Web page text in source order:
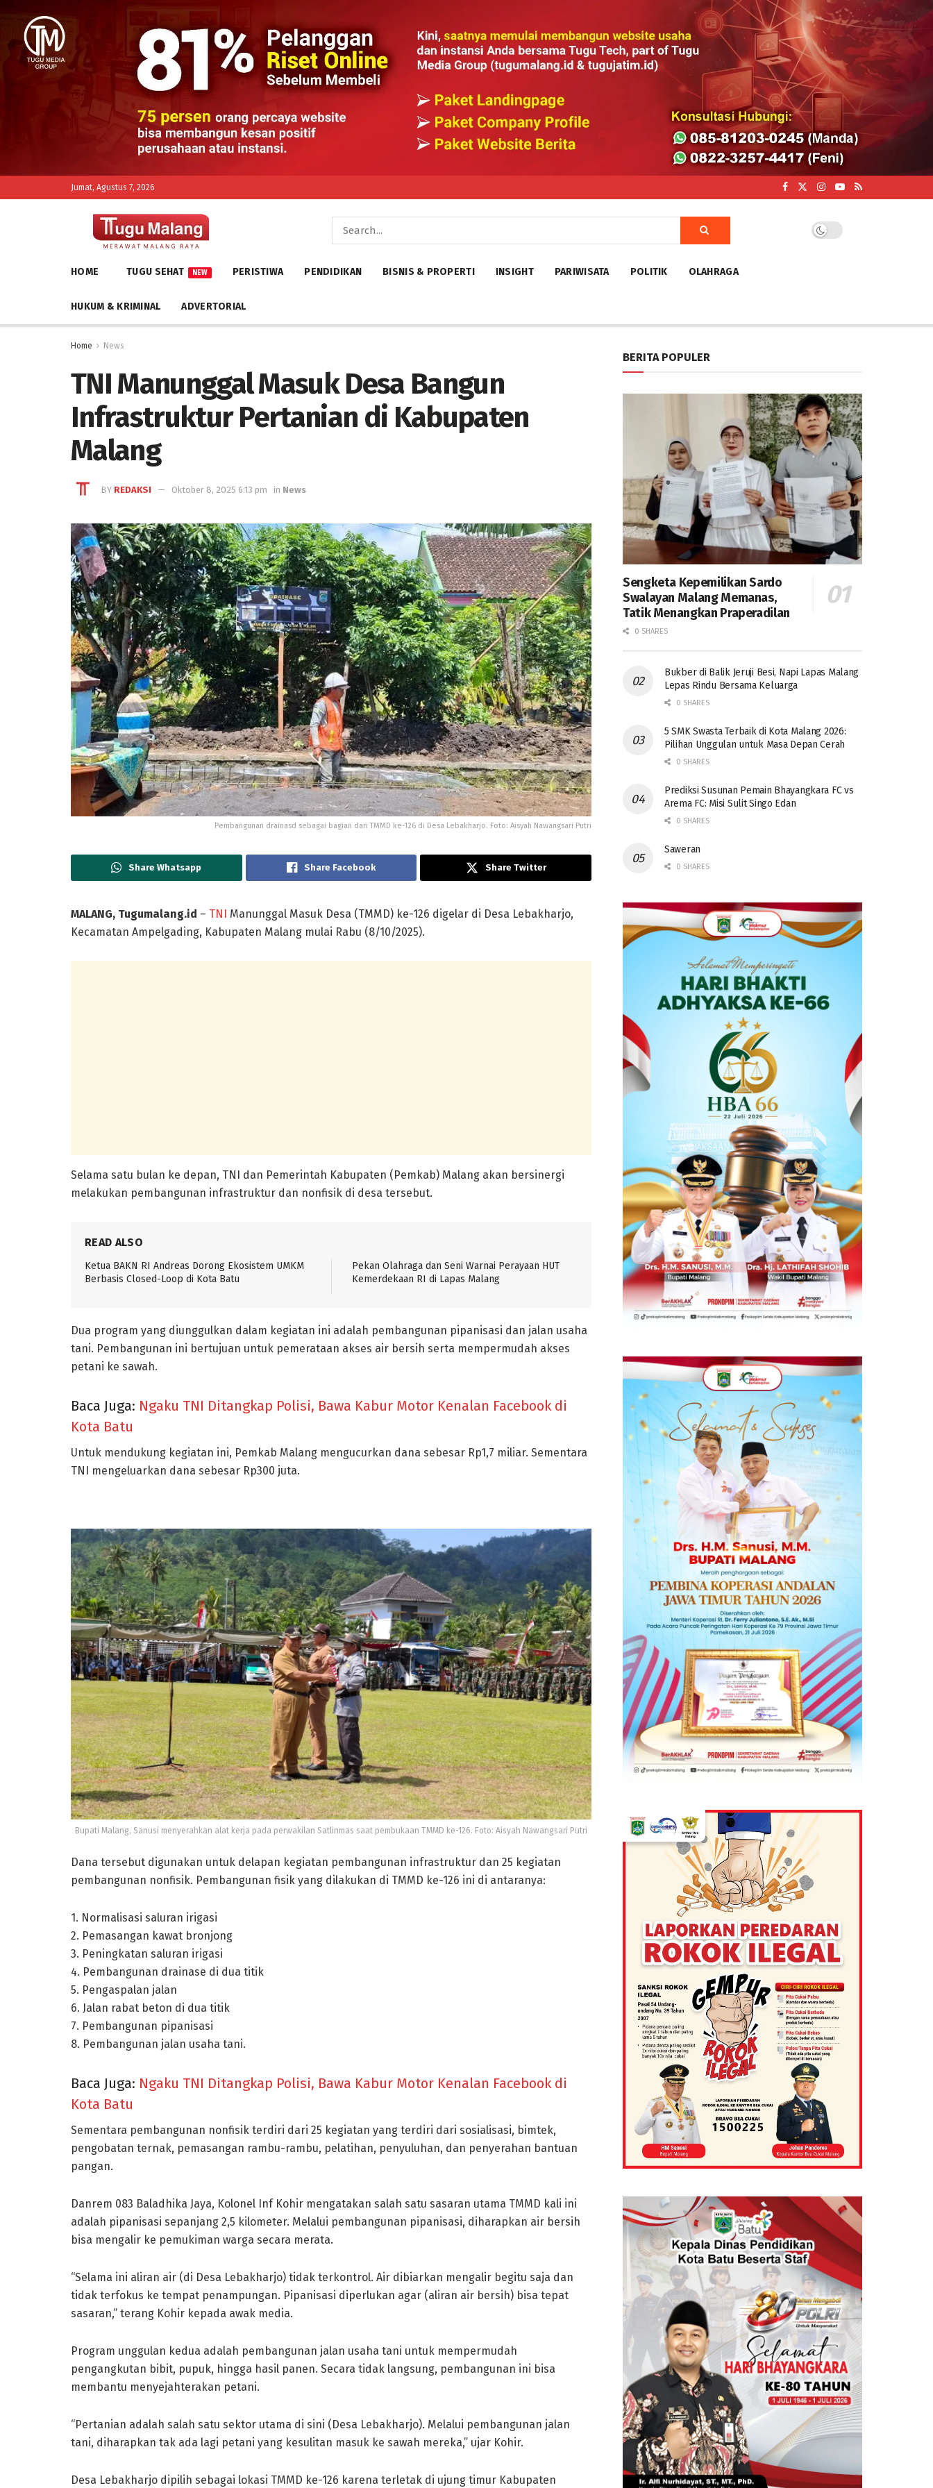
Jumat, Agustus 7, 2026
HOME TUGU SEHAT NEW PERISTIWA PENDIDIKAN BISNIS & PROPERTI INSIGHT PARIWISATA POLITIK OLAHRAGA
HUKUM & KRIMINAL ADVERTORIAL
Home News
TNI Manunggal Masuk Desa Bangun
Infrastruktur Pertanian di Kabupaten
Malang
BY REDAKSI Oktober 8, 2025 6:13 pm in News
Pembangunan drainasd sebagai bagian dari TMMD ke-126 di Desa Lebakharjo. Foto: Aisyah Nawangsari Putri
Share Whatsapp Share Facebook Share Twitter
MALANG, Tugumalang.id – TNI
Manunggal Masuk Desa (TMMD) ke-126 digelar di Desa Lebakharjo,
Kecamatan Ampelgading, Kabupaten Malang mulai Rabu (8/10/2025).
Selama satu bulan ke depan, TNI dan Pemerintah Kabupaten (Pemkab) Malang akan bersinergi
melakukan pembangunan infrastruktur dan nonfisik di desa tersebut.
READ ALSO
Ketua BAKN RI Andreas Dorong Ekosistem UMKM
Berbasis Closed-Loop di Kota Batu
Pekan Olahraga dan Seni Warnai Perayaan HUT
Kemerdekaan RI di Lapas Malang
Dua program yang diunggulkan dalam kegiatan ini adalah pembangunan pipanisasi dan jalan usaha
tani. Pembangunan ini bertujuan untuk pemerataan akses air bersih serta mempermudah akses
petani ke sawah.
Baca Juga: Ngaku TNI Ditangkap Polisi, Bawa Kabur Motor Kenalan Facebook di
Kota Batu
Untuk mendukung kegiatan ini, Pemkab Malang mengucurkan dana sebesar Rp1,7 miliar. Sementara
TNI mengeluarkan dana sebesar Rp300 juta.
Bupati Malang, Sanusi menyerahkan alat kerja pada perwakilan Satlinmas saat pembukaan TMMD ke-126. Foto: Aisyah Nawangsari Putri
Dana tersebut digunakan untuk delapan kegiatan pembangunan infrastruktur dan 25 kegiatan
pembangunan nonfisik. Pembangunan fisik yang dilakukan di TMMD ke-126 ini di antaranya:
1. Normalisasi saluran irigasi
2. Pemasangan kawat bronjong
3. Peningkatan saluran irigasi
4. Pembangunan drainase di dua titik
5. Pengaspalan jalan
6. Jalan rabat beton di dua titik
7. Pembangunan pipanisasi
8. Pembangunan jalan usaha tani.
Baca Juga: Ngaku TNI Ditangkap Polisi, Bawa Kabur Motor Kenalan Facebook di
Kota Batu
Sementara pembangunan nonfisik terdiri dari 25 kegiatan yang terdiri dari sosialisasi, bimtek,
pengobatan ternak, pemasangan rambu-rambu, pelatihan, penyuluhan, dan penyerahan bantuan
pangan.
Danrem 083 Baladhika Jaya, Kolonel Inf Kohir mengatakan salah satu sasaran utama TMMD kali ini
adalah pipanisasi sepanjang 2,5 kilometer. Melalui pembangunan pipanisasi, diharapkan air bersih
bisa mengalir ke pemukiman warga secara merata.
“Selama ini aliran air (di Desa Lebakharjo) tidak terkontrol. Air dibiarkan mengalir begitu saja dan
tidak terfokus ke tempat penampungan. Pipanisasi diperlukan agar (aliran air bersih) bisa tepat
sasaran,” terang Kohir kepada awak media.
Program unggulan kedua adalah pembangunan jalan usaha tani untuk mempermudah
pengangkutan bibit, pupuk, hingga hasil panen. Secara tidak langsung, pembangunan ini bisa
membantu menyejahterakan petani.
“Pertanian adalah salah satu sektor utama di sini (Desa Lebakharjo). Melalui pembangunan jalan
tani, diharapkan tak ada lagi petani yang kesulitan masuk ke sawah mereka,” ujar Kohir.
Desa Lebakharjo dipilih sebagai lokasi TMMD ke-126 karena terletak di ujung timur Kabupaten
BERITA POPULER
Sengketa Kepemilikan Sardo
Swalayan Malang Memanas,
Tatik Menangkan Praperadilan
0 SHARES
Bukber di Balik Jeruji Besi, Napi Lapas Malang
Lepas Rindu Bersama Keluarga
0 SHARES
5 SMK Swasta Terbaik di Kota Malang 2026:
Pilihan Unggulan untuk Masa Depan Cerah
0 SHARES
Prediksi Susunan Pemain Bhayangkara FC vs
Arema FC: Misi Sulit Singo Edan
0 SHARES
Saweran
0 SHARES